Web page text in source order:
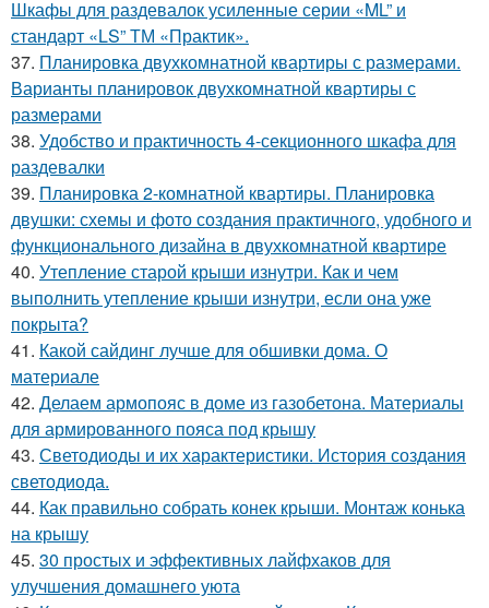
Шкафы для раздевалок усиленные серии «ML” и
стандарт «LS” ТМ «Практик».
37. Планировка двухкомнатной квартиры с размерами.
Варианты планировок двухкомнатной квартиры с
размерами
38. Удобство и практичность 4-секционного шкафа для
раздевалки
39. Планировка 2-комнатной квартиры. Планировка
двушки: схемы и фото создания практичного, удобного и
функционального дизайна в двухкомнатной квартире
40. Утепление старой крыши изнутри. Как и чем
выполнить утепление крыши изнутри, если она уже
покрыта?
41. Какой сайдинг лучше для обшивки дома. О
материале
42. Делаем армопояс в доме из газобетона. Материалы
для армированного пояса под крышу
43. Светодиоды и их характеристики. История создания
светодиода.
44. Как правильно собрать конек крыши. Монтаж конька
на крышу
45. 30 простых и эффективных лайфхаков для
улучшения домашнего уюта